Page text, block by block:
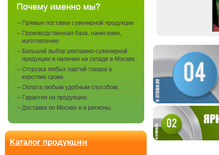
Каталог продукции